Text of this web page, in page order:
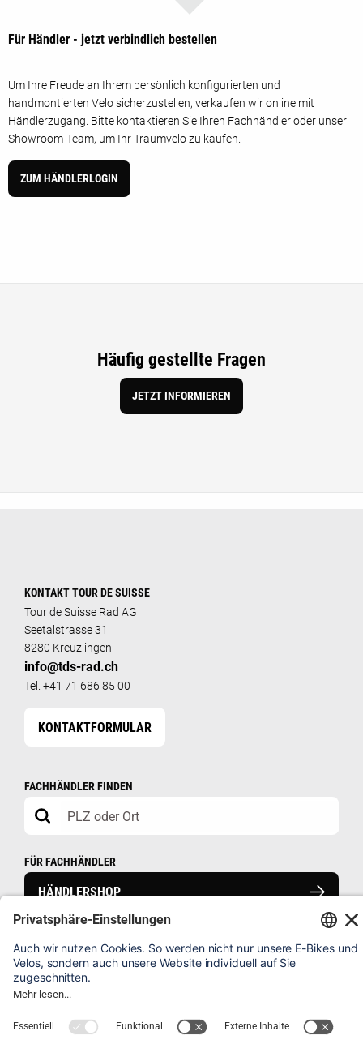
Für Händler - jetzt verbindlich bestellen
Um Ihre Freude an Ihrem persönlich konfigurierten und
handmontierten Velo sicherzustellen, verkaufen wir online mit
Händlerzugang. Bitte kontaktieren Sie Ihren Fachhändler oder unser
Showroom-Team, um Ihr Traumvelo zu kaufen.
ZUM HÄNDLERLOGIN
Häufig gestellte Fragen
JETZT INFORMIEREN
KONTAKT TOUR DE SUISSE
Tour de Suisse Rad AG
Seetalstrasse 31
8280 Kreuzlingen
info@tds-rad.ch
Tel. +41 71 686 85 00
KONTAKTFORMULAR
FACHHÄNDLER FINDEN
FÜR FACHHÄNDLER
HÄNDLERSHOP
HÄUFIG GESTELLTE FRAGEN